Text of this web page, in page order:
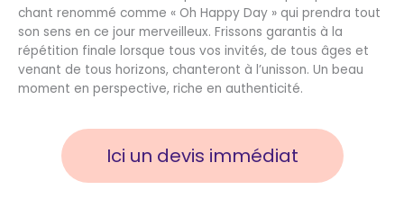
chant renommé comme « Oh Happy Day » qui prendra tout
son sens en ce jour merveilleux. Frissons garantis à la
répétition finale lorsque tous vos invités, de tous âges et
venant de tous horizons, chanteront à l’unisson. Un beau
moment en perspective, riche en authenticité.
Ici un devis immédiat